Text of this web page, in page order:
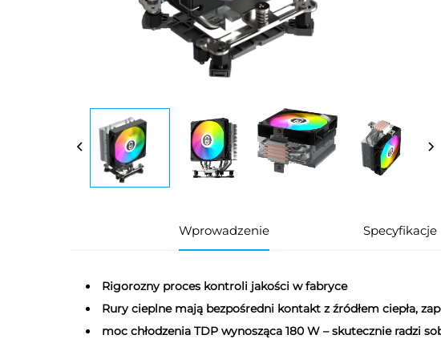
Wprowadzenie Specyfikacje
Rigorozny proces kontroli jakości w fabryce
Rury cieplne mają bezpośredni kontakt z źródłem ciepła,
moc chłodzenia TDP wynosząca 180 W – skutecznie radzi